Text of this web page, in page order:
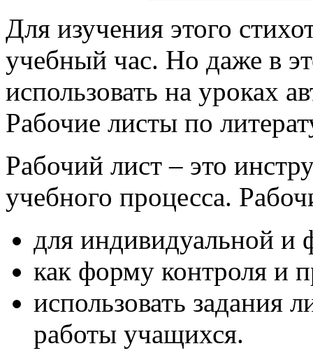
Для изучения этого
учебный час. Но даже в
использовать на уроках
Рабочие листы по
Рабочий лист – это
учебного процесса.
для индивидуальной и
как форму контроля и
использовать задания
работы учащихся.